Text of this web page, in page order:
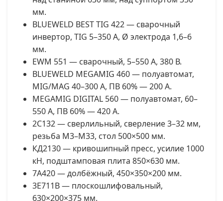
мм.
BLUEWELD BEST TIG 422 — сварочный
инвертор, TIG 5–350 А, Ø электрода 1,6–6
мм.
EWM 551 — сварочный, 5–550 А, 380 В.
BLUEWELD MEGAMIG 460 — полуавтомат,
MIG/MAG 40–300 А, ПВ 60% — 200 А.
MEGAMIG DIGITAL 560 — полуавтомат, 60–
550 А, ПВ 60% — 420 А.
2С132 — сверлильный, сверление 3–32 мм,
резьба М3–М33, стол 500×500 мм.
КД2130 — кривошипный пресс, усилие 1000
кН, подштамповая плита 850×630 мм.
7А420 — долбёжный, 450×350×200 мм.
3Е711В — плоскошлифовальный,
630×200×375 мм.